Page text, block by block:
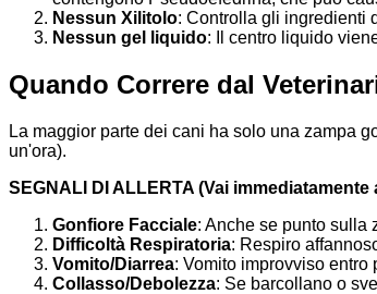
Nessun Xilitolo: Controlla gli ingredienti
Nessun gel liquido: Il centro liquido
Quando Correre dal
La maggior parte dei cani ha solo una zampa
un'ora).
SEGNALI DI ALLERTA (Vai
Gonfiore Facciale: Anche se punto sulla
Difficoltà Respiratoria: Respiro
Vomito/Diarrea: Vomito improvviso
Collasso/Debolezza: Se barcollano o